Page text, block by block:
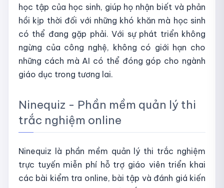
học tập của học sinh, giúp họ nhận biết và phản
hồi kịp thời đối với những khó khăn mà học sinh
có thể đang gặp phải. Với sự phát triển không
ngừng của công nghệ, không có giới hạn cho
những cách mà AI có thể đóng góp cho ngành
giáo dục trong tương lai.
Ninequiz - Phần mềm quản lý thi
trắc nghiệm online
Ninequiz là phần mềm quản lý thi trắc nghiệm
trực tuyến miễn phí hỗ trợ giáo viên triển khai
các bài kiểm tra online, bài tập và đánh giá kiến